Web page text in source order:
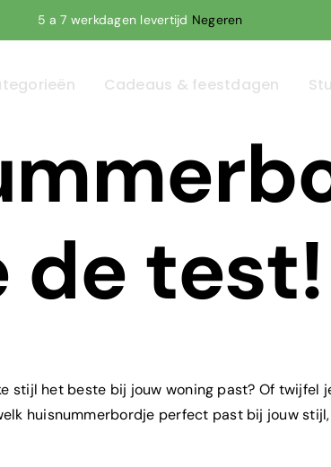
5 a 7 werkdagen levertijd Negeren
Cadeaus & feestdagen
de test!
stijl het beste bij jouw woning past? Of twijfel
huisnummerbordje perfect past bij jouw